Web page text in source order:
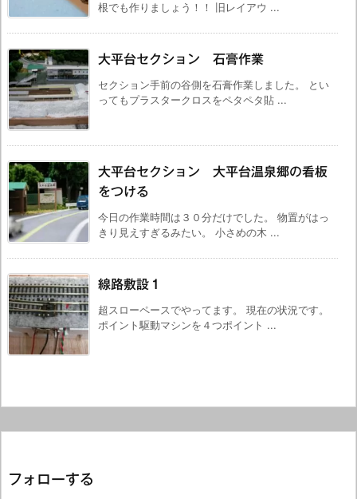
根でも作りましょう！！ 旧レイアウ ...
大平台セクション 石膏作業
セクション手前の谷側を石膏作業しました。 とい
ってもプラスタークロスをペタペタ貼 ...
大平台セクション 大平台温泉郷の看板
をつける
今日の作業時間は３０分だけでした。 物置がはっ
きり見えすぎるみたい。 小さめの木 ...
線路敷設１
超スローペースでやってます。 現在の状況です。
ポイント駆動マシンを４つポイント ...
フォローする